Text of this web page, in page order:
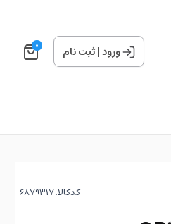
ورود|ثبت نام 0
کدکالا: